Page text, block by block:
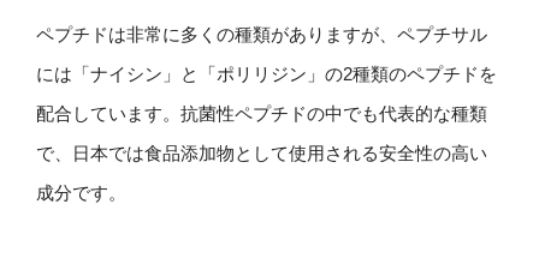
ペプチドは非常に多くの種類がありますが、ペプチサル
には「ナイシン」と「ポリリジン」の2種類のペプチドを
配合しています。抗菌性ペプチドの中でも代表的な種類
で、日本では食品添加物として使用される安全性の高い
成分です。